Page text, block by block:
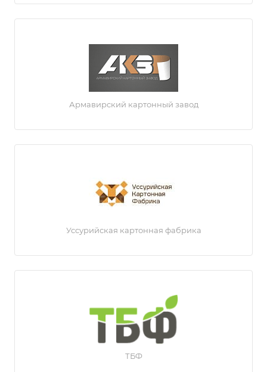
Армавирский картонный завод
Уссурийская картонная фабрика
ТБФ